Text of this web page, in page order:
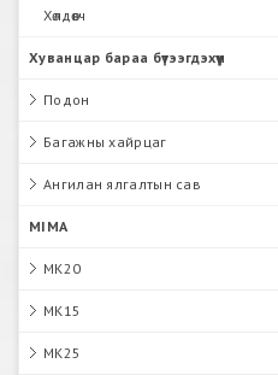
Хөлдөөгч
Хуванцар бараа бүтээгдэхүүн
Подон
Багажны хайрцаг
Ангилан ялгалтын сав
MIMA
MK20
MK15
MK25